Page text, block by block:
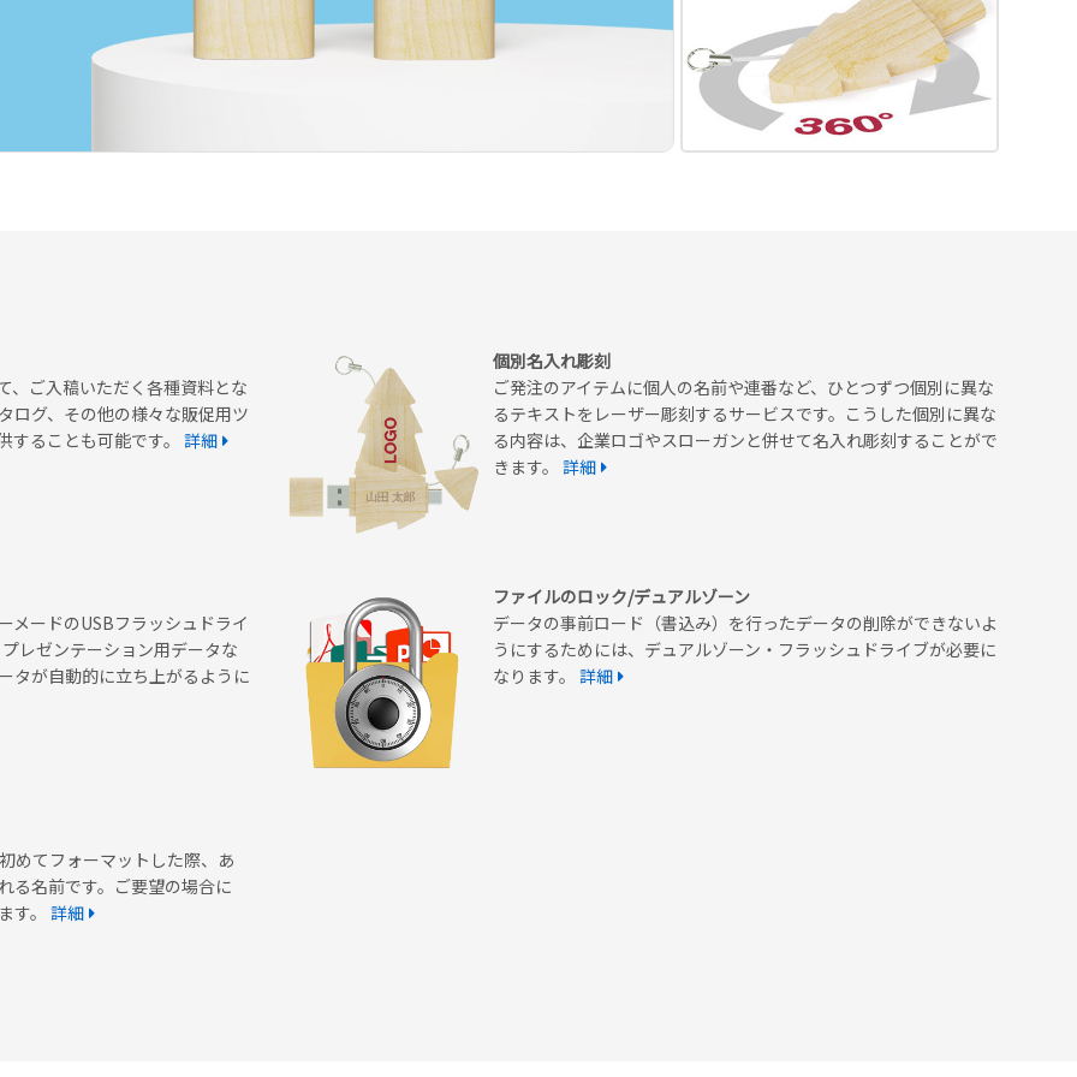
、ご入稿いただく各種資料とな
ログ、その他の様々な販促用ツ
することも可能です。詳細
個別名入れ彫刻
ご発注のアイテムに個人の名前や連番など、ひとつずつ個別に異な
るテキストをレーザー彫刻するサービスです。こうした個別に異な
る内容は、企業ロゴやスローガンと併せて名入れ彫刻することがで
きます。詳細
メードのUSBフラッシュドライ
レゼンテーション用データな
タが自動的に立ち上がるように
ファイルのロック/デュアルゾーン
データの事前ロード（書込み）を行ったデータの削除ができないよ
うにするためには、デュアルゾーン・フラッシュドライブが必要に
なります。詳細
めてフォーマットした際、あ
る名前です。ご要望の場合に
す。詳細